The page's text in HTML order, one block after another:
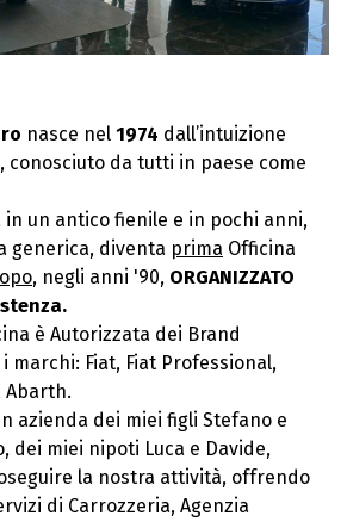
nasce nel 1974 dall’intuizione
conosciuto da tutti in paese come
in un antico fienile e in pochi anni,
generica, diventa prima Officina
, negli anni '90, ORGANIZZATO
è Autorizzata dei Brand
marchi: Fiat, Fiat Professional,
Abarth.
azienda dei miei figli Stefano e
dei miei nipoti Luca e Davide,
la nostra attività, offrendo
di Carrozzeria, Agenzia